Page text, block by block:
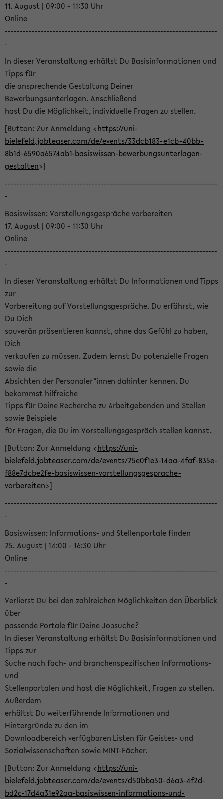
11. August | 09:00 - 11:30 Uhr
Online
-----------------------------------------------------------------------
-
In dieser Veranstaltung erhältst Du Basisinformationen und
Tipps für
die ansprechende Gestaltung Deiner
Bewerbungsunterlagen. Anschließend
hast Du die Möglichkeit, individuelle Fragen zu stellen.
[Button: Zur Anmeldung <https://uni-
bielefeld.jobteaser.com/de/events/33dcb183-e1cb-40bb-
8b1d-6590a6574ab1-basiswissen-bewerbungsunterlagen-
gestalten>]
-----------------------------------------------------------------------
-
Basiswissen: Vorstellungsgespräche vorbereiten
17. August | 09:00 - 11:30 Uhr
Online
-----------------------------------------------------------------------
-
In dieser Veranstaltung erhältst Du Informationen und Tipps
zur
Vorbereitung auf Vorstellungsgespräche. Du erfährst, wie
Du Dich
souverän präsentieren kannst, ohne das Gefühl zu haben,
Dich
verkaufen zu müssen. Zudem lernst Du potenzielle Fragen
sowie die
Absichten der Personaler*innen dahinter kennen. Du
bekommst hilfreiche
Tipps für Deine Recherche zu Arbeitgebenden und Stellen
sowie Beispiele
für Fragen, die Du im Vorstellungsgespräch stellen kannst.
[Button: Zur Anmeldung <https://uni-
bielefeld.jobteaser.com/de/events/25e0f1e3-14aa-4faf-835e-
f88e7dcbe2fe-basiswissen-vorstellungsgesprache-
vorbereiten>]
-----------------------------------------------------------------------
-
Basiswissen: Informations- und Stellenportale finden
25. August | 14:00 - 16:30 Uhr
Online
-----------------------------------------------------------------------
-
Verlierst Du bei den zahlreichen Möglichkeiten den Überblick
über
passende Portale für Deine Jobsuche?
In dieser Veranstaltung erhältst Du Basisinformationen und
Tipps zur
Suche nach fach- und branchenspezifischen Informations-
und
Stellenportalen und hast die Möglichkeit, Fragen zu stellen.
Außerdem
erhältst Du weiterführende Informationen und
Hintergründe zu den im
Downloadbereich verfügbaren Listen für Geistes- und
Sozialwissenschaften sowie MINT-Fächer.
[Button: Zur Anmeldung <https://uni-
bielefeld.jobteaser.com/de/events/d50bba50-d6a3-4f2d-
bd2c-17d4a31e92aa-basiswissen-informations-und-